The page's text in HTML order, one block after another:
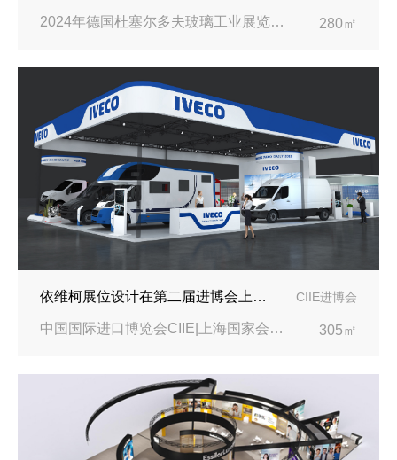
2024年德国杜塞尔多夫玻璃工业展览会Glasstec|德国杜塞尔多夫会展中心 280㎡
依维柯展位设计在第二届进博会上吸引万千瞩目 CIIE进博会
中国国际进口博览会CIIE|上海国家会展中心 305㎡